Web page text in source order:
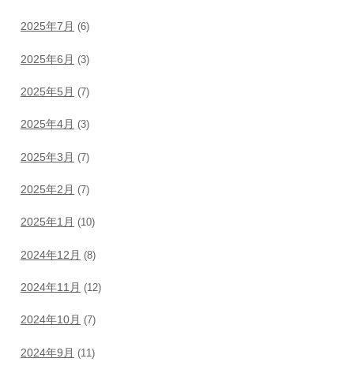
2025年7月 (6)
2025年6月 (3)
2025年5月 (7)
2025年4月 (3)
2025年3月 (7)
2025年2月 (7)
2025年1月 (10)
2024年12月 (8)
2024年11月 (12)
2024年10月 (7)
2024年9月 (11)